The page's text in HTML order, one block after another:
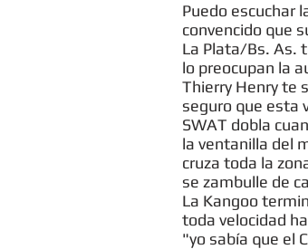
Puedo escuchar
convencido que
La Plata/Bs. As.
lo preocupan la
Thierry Henry te
seguro que esta
SWAT dobla
la ventanilla del
cruza toda la
se zambulle de
La Kangoo
toda velocidad
"yo sabía que el